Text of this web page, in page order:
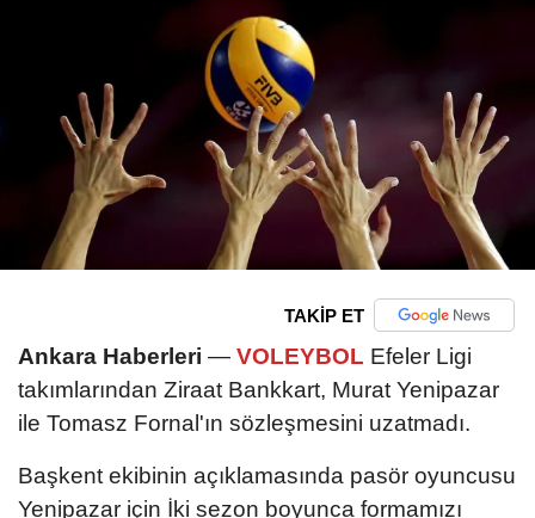
TAKİP ET
Ankara Haberleri — VOLEYBOL Efeler Ligi
takımlarından Ziraat Bankkart, Murat Yenipazar
ile Tomasz Fornal'ın sözleşmesini uzatmadı.
Başkent ekibinin açıklamasında pasör oyuncusu
Yenipazar için İki sezon boyunca formamızı